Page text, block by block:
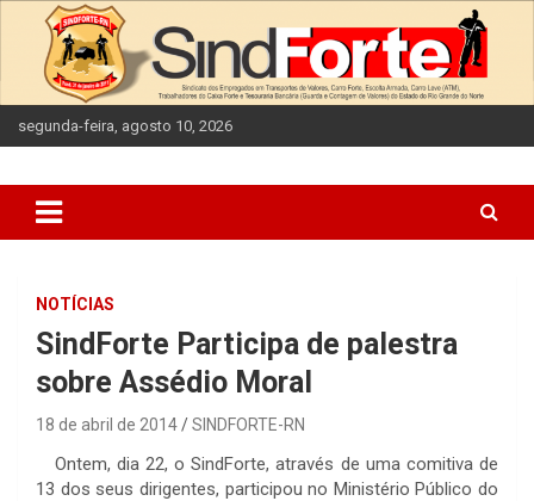
content
segunda-feira, agosto 10, 2026
NOTÍCIAS
SindForte Participa de palestra
sobre Assédio Moral
18 de abril de 2014 SINDFORTE-RN
Ontem, dia 22, o SindForte, através de uma comitiva de
13 dos seus dirigentes, participou no Ministério Público do